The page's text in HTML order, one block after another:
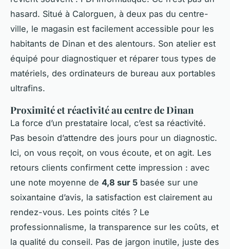
hasard. Situé à Calorguen, à deux pas du centre-
ville, le magasin est facilement accessible pour les
habitants de Dinan et des alentours. Son atelier est
équipé pour diagnostiquer et réparer tous types de
matériels, des ordinateurs de bureau aux portables
ultrafins.
Proximité et réactivité au centre de Dinan
La force d’un prestataire local, c’est sa réactivité.
Pas besoin d’attendre des jours pour un diagnostic.
Ici, on vous reçoit, on vous écoute, et on agit. Les
retours clients confirment cette impression : avec
une note moyenne de 4,8 sur 5 basée sur une
soixantaine d’avis, la satisfaction est clairement au
rendez-vous. Les points cités ? Le
professionnalisme, la transparence sur les coûts, et
la qualité du conseil. Pas de jargon inutile, juste des